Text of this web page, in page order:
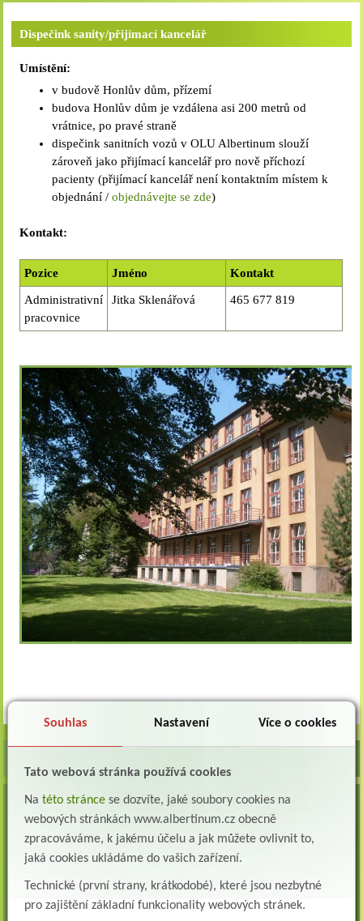
Dispečink sanity/přijímací kancelář
Umístění:
v budově Honlův dům, přízemí
budova Honlův dům je vzdálena asi 200 metrů od
vrátnice, po pravé straně
dispečink sanitních vozů v OLU Albertinum slouží
zároveň jako přijímací kancelář pro nově příchozí
pacienty (přijímací kancelář není kontaktním místem k
objednání /objednávejte se zde)
Kontakt:
Pozice Jméno Kontakt
Administrativní
pracovnice
Jitka Sklenářová 465 677 819
VOLNÁ MÍSTA
Lékař oddělení následné a dlouhodobé péče (LDN)
Albertinum, odborný léčebný ústav, Žamberk přijme do pracovního poměru: Lékaře na
oddělení následné a dlouhodobé lůžkové...
Lékař na oddělení psychiatrie
Albertinum, odborný léčebný ústav, Žamberkpřijme do pracovního poměru: Lékaře na
Souhlas Nastavení Více o cookies
Tato webová stránka používá cookies
Na této stránce se dozvíte, jaké soubory cookies na
webových stránkách www.albertinum.cz obecně
zpracováváme, k jakému účelu a jak můžete ovlivnit to,
jaká cookies ukládáme do vašich zařízení.
Technické (první strany, krátkodobé), které jsou nezbytné
pro zajištění základní funkcionality webových stránek.